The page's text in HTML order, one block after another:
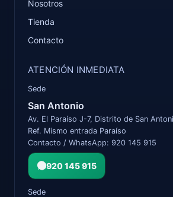
Nosotros
Tienda
Contacto
ATENCIÓN INMEDIATA
Sede
San Antonio
Av. El Paraíso J-7, Distrito de San
Ref. Mismo entrada Paraíso
Contacto / WhatsApp: 920 145 915
920 145 915
Sede